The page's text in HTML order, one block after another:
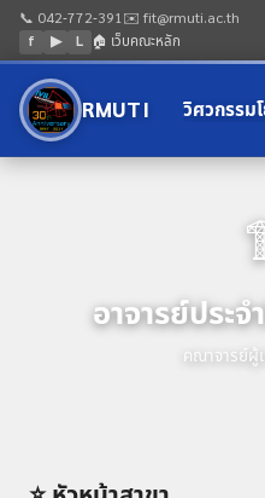
📞 042-772-391✉️ fit@rmuti.ac.th
f ▶ L 🏠 เว็บคณะหลัก
RMUTI วิศวกรรม
อาจารย์ประ
คณาจารย์ผู้